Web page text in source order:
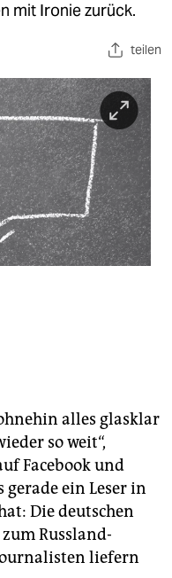
mit Ironie zurück.
teilen
alles glasklar
so weit“,
Facebook und
ein Leser in
Die deutschen
Russland-
liefern